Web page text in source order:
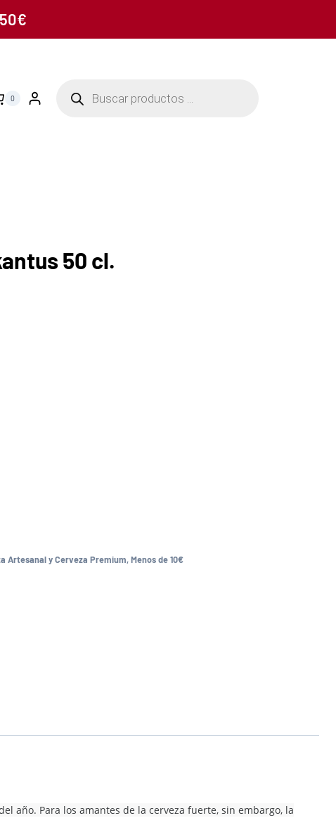
0
50 cl.
Artesanal y Cerveza Premium,Menos de 10€
año. Para los amantes de la cerveza fuerte, sin embargo, la